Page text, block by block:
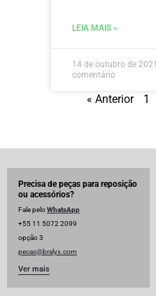
LEIA MAIS »
14 de outubro de 2021
comentário
« Anterior 1
Precisa de peças para reposição
ou acessórios?
Fale peloWhatsApp
+55 11 5072 2099
opção 3
pecas@bralyx.com
Ver mais